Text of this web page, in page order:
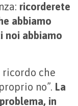
ricorderete
abbiamo
noi abbiamo
ricordo che
no”. La
in